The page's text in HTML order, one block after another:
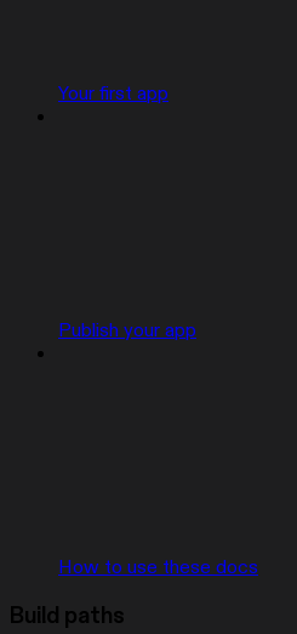
Your first app
Publish your app
How to use these docs
Build paths